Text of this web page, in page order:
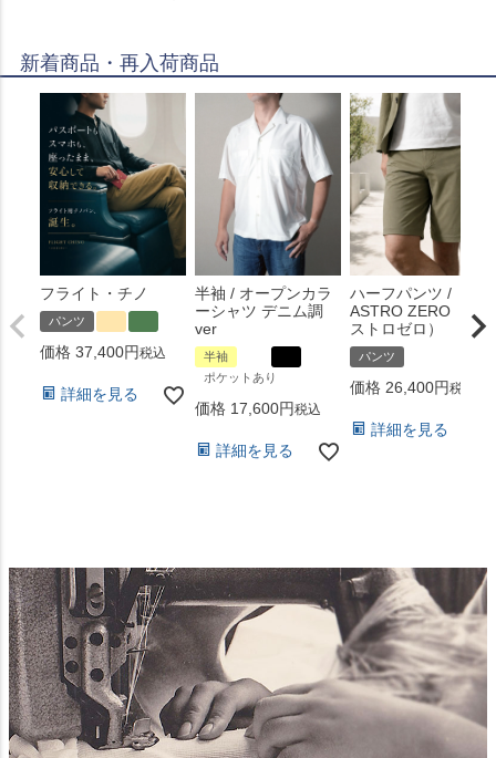
新着商品・再入荷商品
フライト・チノ
パンツ
価格 37,400 税込
詳細を見る
半袖 / オープンカラ
ーシャツ デニム調
ver
半袖
ポケットあり
価格 17,600 税込
詳細を見る
ハーフパンツ /
ASTRO ZERO （ア
ストロゼロ）
パンツ
価格 26,400 税込
詳細を見る